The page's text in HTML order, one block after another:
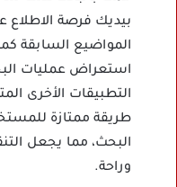
بيديك فرصة الاطلاع
المواضيع السابقة
استعراض عمليات
التطبيقات الأخرى
طريقة ممتازة
البحث، مما يجعل
وراحة.